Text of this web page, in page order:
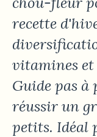
recette
vitamines et
Guide pas à
réussir un
petits. Idéal